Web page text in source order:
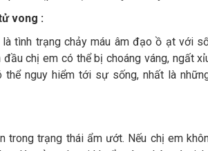
vong :
tình trạng chảy máu âm đạo ồ ạt với
chị em có thể bị choáng váng, ngất
thể nguy hiểm tới sự sống, nhất là
trong trạng thái ẩm ướt. Nếu chị em